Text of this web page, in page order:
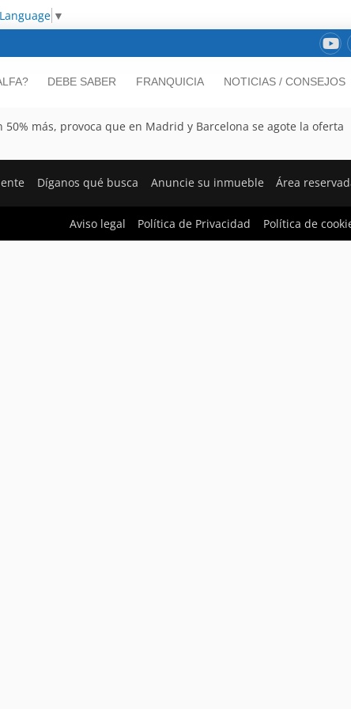
▼
DEBE SABER FRANQUICIA NOTICIAS / CONSEJOS
más, provoca que en Madrid y Barcelona se agote la oferta
Díganos qué busca Anuncie su inmueble Área
Aviso legal Política de Privacidad Política de